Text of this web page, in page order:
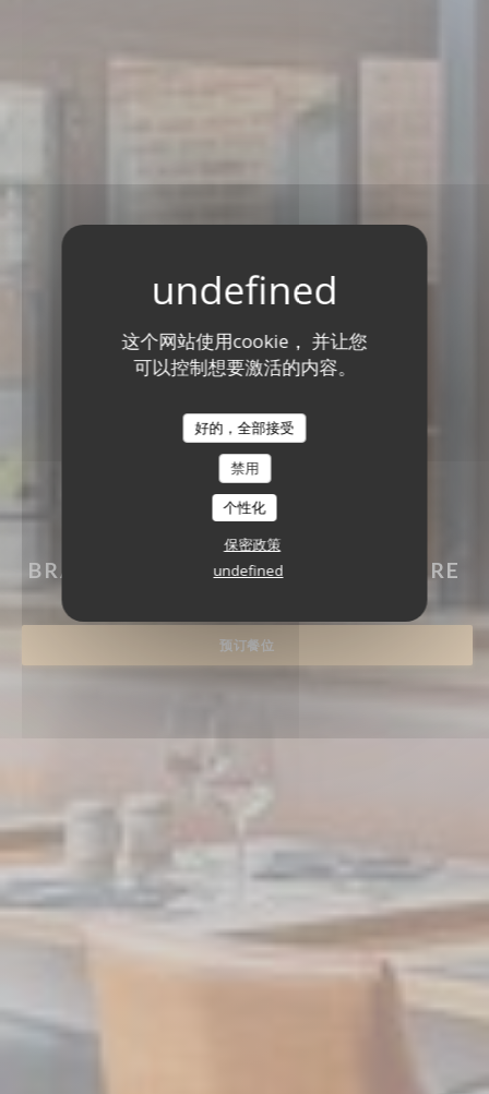
这个网站使用cookie， 并让您
可以控制想要激活的内容。
好的，全部接受
禁用
个性化
保密政策
undefined
RESTAURANT LA
BRASSERIE TOURVILLE-LA-RIVIÈRE
预订餐位